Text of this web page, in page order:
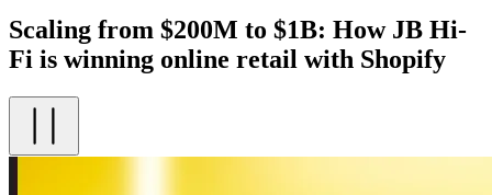
Scaling from $200M to $1B: How JB Hi-
Fi is winning online retail with Shopify